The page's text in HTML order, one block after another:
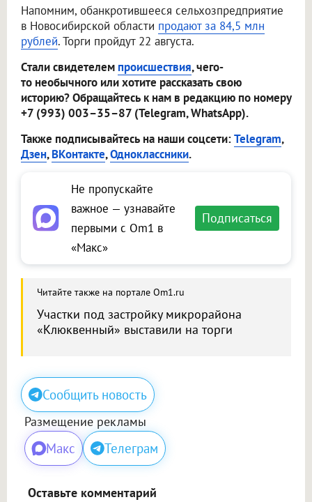
Напомним, обанкротившееся сельхозпредприятие
в Новосибирской области продают за 84,5 млн
рублей. Торги пройдут 22 августа.
Стали свидетелем происшествия, чего-
то необычного или хотите рассказать свою
историю? Обращайтесь к нам в редакцию по номеру
+7 (993) 003–35–87 (Telegram, WhatsApp).
Также подписывайтесь на наши соцсети:Telegram,
Дзен,ВКонтакте,Одноклассники.
Не пропускайте
важное — узнавайте
первыми с Om1 в
«Макс»
Подписаться
Читайте также на портале Om1.ru
Участки под застройку микрорайона
«Клюквенный» выставили на торги
Сообщить новость
Размещение рекламы
Макс Телеграм
Оставьте комментарий